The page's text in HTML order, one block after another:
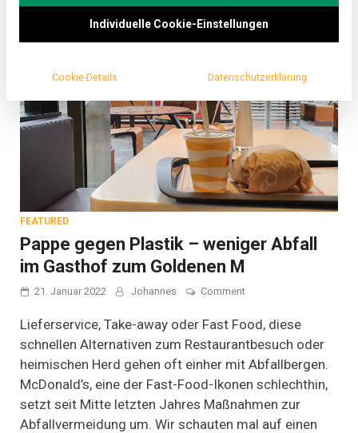
FEATURED
Pappe gegen Plastik – weniger Abfall
im Gasthof zum Goldenen M
21. Januar 2022 Johannes Commenton
gegen
Plastik
–
weniger
im
Gasthof
zum
Lieferservice, Take-away oder Fast Food, diese
schnellen Alternativen zum Restaurantbesuch oder
heimischen Herd gehen oft einher mit Abfallbergen.
McDonald’s, eine der Fast-Food-Ikonen schlechthin,
setzt seit Mitte letzten Jahres Maßnahmen zur
Abfallvermeidung um. Wir schauten mal auf einen
Individuelle Cookie-Einstellungen
Cookie-Details Datenschutzerklärung